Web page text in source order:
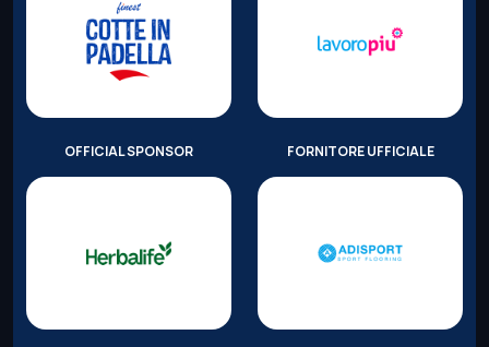
OFFICIAL SPONSOR FORNITORE UFFICIALE